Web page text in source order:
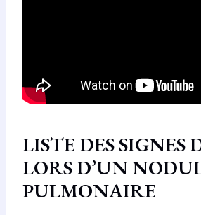
LISTE DES SIGNES
LORS D’UN
PULMONAIRE